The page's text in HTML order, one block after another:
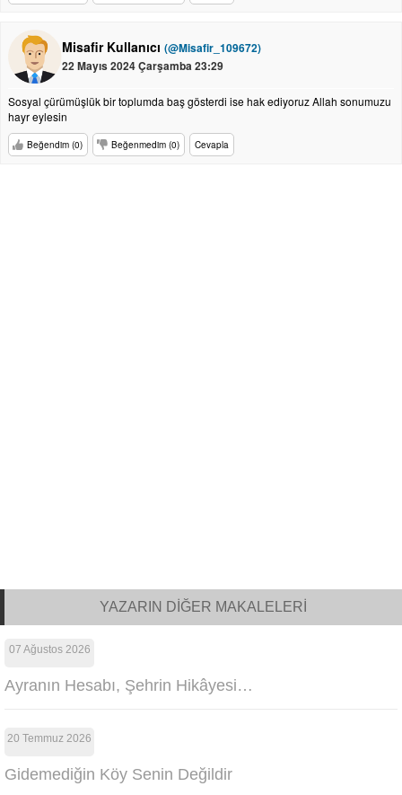
Misafir Kullanıcı (@Misafir_109672)
22 Mayıs 2024 Çarşamba 23:29
Sosyal çürümüşlük bir toplumda baş gösterdi ise hak ediyoruz Allah sonumuzu
hayr eylesin
Beğendim (0) Beğenmedim (0) Cevapla
YAZARIN DİĞER MAKALELERİ
07 Ağustos 2026
Ayranın Hesabı, Şehrin Hikâyesi…
20 Temmuz 2026
Gidemediğin Köy Senin Değildir